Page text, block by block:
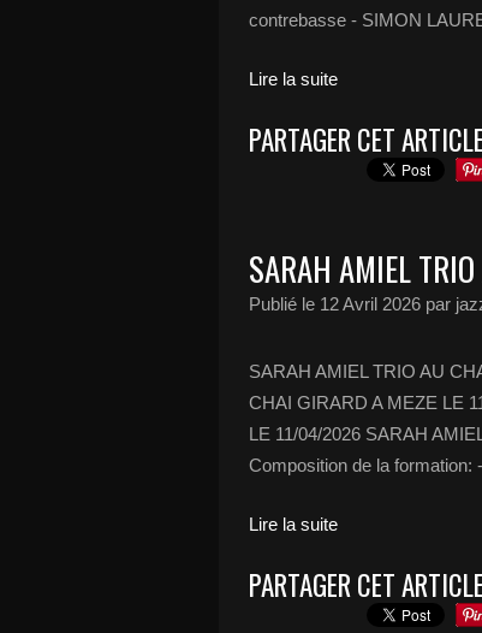
contrebasse - SIMON
Lire la suite
PARTAGER CET ARTICLE
SARAH AMIEL
Publié le 12 Avril 2026 par
SARAH AMIEL TRIO AU
CHAI GIRARD A MEZE LE
LE 11/04/2026 SARAH
Composition de la formation:
Lire la suite
PARTAGER CET ARTICLE